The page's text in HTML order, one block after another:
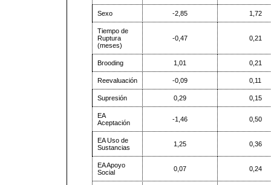
Sexo -2,85 1,72
Tiempo de
Ruptura
(meses)
-0,47 0,21
Brooding 1,01 0,21
Reevaluación -0,09 0,11
Supresión 0,29 0,15
EA
Aceptación
-1,46 0,50
EA Uso de
Sustancias
1,25 0,36
EA Apoyo
Social
0,07 0,24